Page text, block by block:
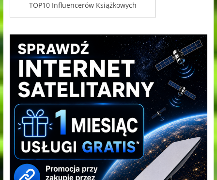
TOP10 Influencerów Książkowych